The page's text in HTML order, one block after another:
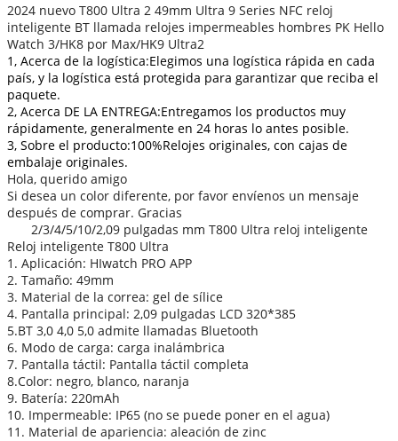
2024
pulgadas,
brújula,
resistente
al
agua,
Apple
Watch,
IWO
Ultra
8,
2,3
cantidad
2024 nuevo T800 Ultra 2 49mm Ultra 9 Series NFC reloj
inteligente BT llamada relojes impermeables hombres PK Hello
Watch 3/HK8 por Max/HK9 Ultra2
1, Acerca de la logística:Elegimos una logística rápida en cada
país, y la logística está protegida para garantizar que reciba el
paquete.
2, Acerca DE LA ENTREGA:Entregamos los productos muy
rápidamente, generalmente en 24 horas lo antes posible.
3, Sobre el producto:100%Relojes originales, con cajas de
embalaje originales.
Hola, querido amigo
Si desea un color diferente, por favor envíenos un mensaje
después de comprar. Gracias
2/3/4/5/10/2,09 pulgadas mm T800 Ultra reloj inteligente
Reloj inteligente T800 Ultra
1. Aplicación: HIwatch PRO APP
2. Tamaño: 49mm
3. Material de la correa: gel de sílice
4. Pantalla principal: 2,09 pulgadas LCD 320*385
5.BT 3,0 4,0 5,0 admite llamadas Bluetooth
6. Modo de carga: carga inalámbrica
7. Pantalla táctil: Pantalla táctil completa
8.Color: negro, blanco, naranja
9. Batería: 220mAh
10. Impermeable: IP65 (no se puede poner en el agua)
11. Material de apariencia: aleación de zinc